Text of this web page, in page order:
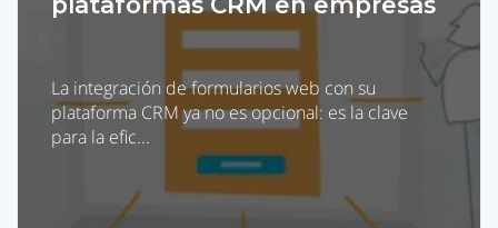
La integración de formularios web con su
plataforma CRM ya no es opcional: es la clave
para la efic...